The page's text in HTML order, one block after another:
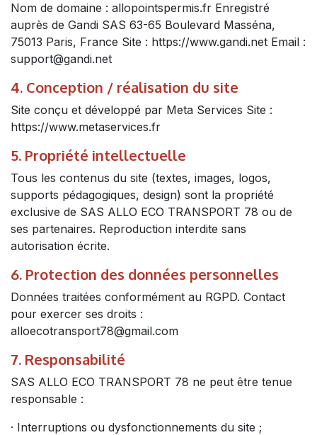
Nom de domaine : allopointspermis.fr Enregistré
auprès de Gandi SAS 63-65 Boulevard Masséna,
75013 Paris, France Site : https://www.gandi.net Email :
support@gandi.net
4. Conception / réalisation du site
Site conçu et développé par Meta Services Site :
https://www.metaservices.fr
5. Propriété intellectuelle
Tous les contenus du site (textes, images, logos,
supports pédagogiques, design) sont la propriété
exclusive de SAS ALLO ECO TRANSPORT 78 ou de
ses partenaires. Reproduction interdite sans
autorisation écrite.
6. Protection des données personnelles
Données traitées conformément au RGPD. Contact
pour exercer ses droits :
alloecotransport78@gmail.com
7. Responsabilité
SAS ALLO ECO TRANSPORT 78 ne peut être tenue
responsable :
· Interruptions ou dysfonctionnements du site ;